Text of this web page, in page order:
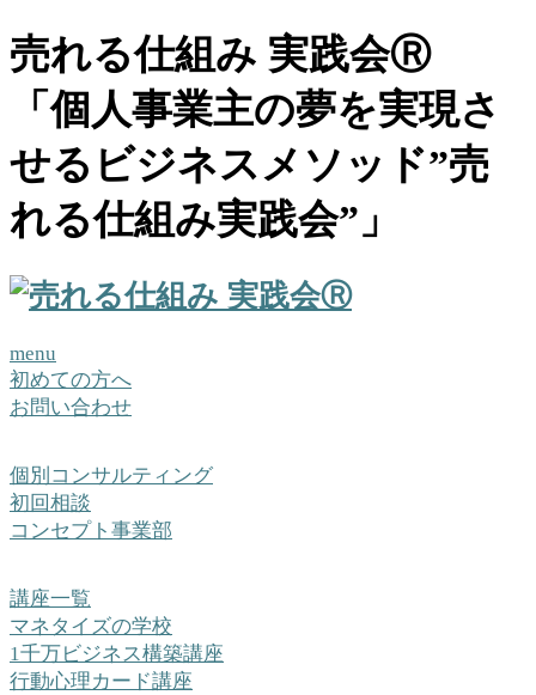
売れる仕組み 実践会Ⓡ
「個人事業主の夢を実現さ
せるビジネスメソッド”売
れる仕組み実践会”」
menu
初めての方へ
お問い合わせ
個別コンサルティング
初回相談
コンセプト事業部
講座一覧
マネタイズの学校
1千万ビジネス構築講座
行動心理カード講座